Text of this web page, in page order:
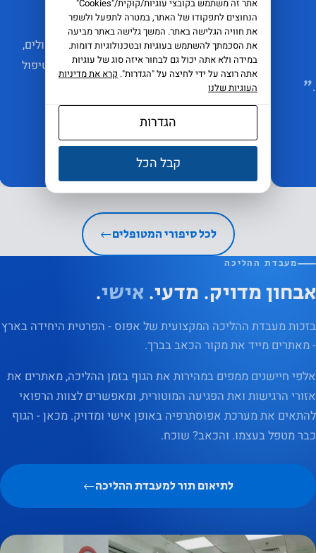
״
סיפורה של האחות שלומית ייטוב
״עבודתה הנמרצת של שלומית כאחות בבית חולים,
גרמה לה לכאבים בקרסוליים, בגב ובברכיים. הטיפול
במערכת אפוסתרפיה הביא לכך שהיא שכחה
מהכאבים״
לכל סיפורי המטופלים←
מעבדת ההליכה
אבחון מדויק. מדעי.אישי.
בזכות מעבדת ההליכה המקצועית של אפוס - הפרטית היחידה בארץ
- מאתרים מייד את מקור הכאב בברך.
אלפי חיישנים ממפים במהירות את הגוף בזמן ההליכה, מאתרים את
אזורי הרגישות ואת הפגיעה המוטורית, ומאפשרים לצוות הרפואי
להתאים את מערכת אפוסתרפיה באופן אישי ומדויק. מכאן - הגוף
כבר מטפל בעצמו. והכאב? שוכח.
לתיאום תור למעבדת ההליכה←
אתר זה משתמש בקובצי עוגיות/קוּקִית/"Cookies"
הנחוצים לתפקודו של האתר, במטרה לתפעל ולשפר
את חוויה הגלישה באתר. המשך גלישה באתר מביעה
את הסכמתך להשתמש בעוגיות ובטכנולוגיות דומות.
במידה ולא אתה יכול גם לבחור איזה סוג של עוגיות
אתה רוצה על ידי לחיצה על "הגדרות". קרא את מדיניות
העוגיות שלנו
הגדרות
קבל הכל